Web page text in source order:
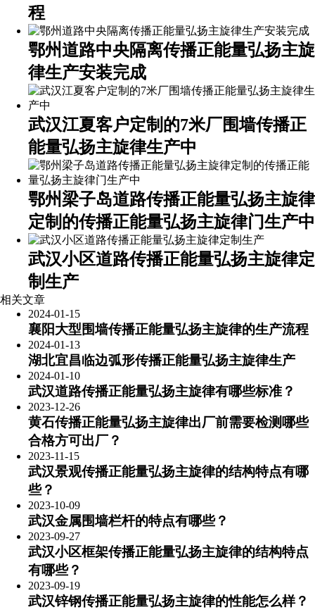
程
鄂州道路中央隔离传播正能量弘扬主旋
律生产安装完成
武汉江夏客户定制的7米厂围墙传播正
能量弘扬主旋律生产中
鄂州梁子岛道路传播正能量弘扬主旋律
定制的传播正能量弘扬主旋律门生产中
武汉小区道路传播正能量弘扬主旋律定
制生产
相关文章
2024-01-15
襄阳大型围墙传播正能量弘扬主旋律的生产流程
2024-01-13
​湖北宜昌临边弧形传播正能量弘扬主旋律生产
2024-01-10
武汉道路传播正能量弘扬主旋律有哪些标准？
2023-12-26
黄石传播正能量弘扬主旋律出厂前需要检测哪些
合格方可出厂？
2023-11-15
武汉景观传播正能量弘扬主旋律的结构特点有哪
些？
2023-10-09
武汉金属围墙栏杆的特点有哪些？
2023-09-27
武汉小区框架传播正能量弘扬主旋律的结构特点
有哪些？
2023-09-19
武汉锌钢传播正能量弘扬主旋律的性能怎么样？